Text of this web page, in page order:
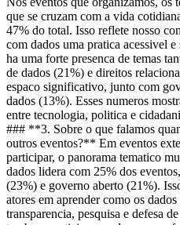
que se cruzam com a vida
47% do total. Isso reflete nosso
com dados uma pratica acessivel
ha uma forte presenca de temas
de dados (21%) e direitos
espaco significativo, junto com
dados (13%). Esses numeros
entre tecnologia, politica e
### **3. Sobre o que falamos
outros eventos?** Em eventos
participar, o panorama tematico
dados lidera com 25% dos
(23%) e governo aberto (21%).
atores em aprender como os
transparencia, pesquisa e defesa